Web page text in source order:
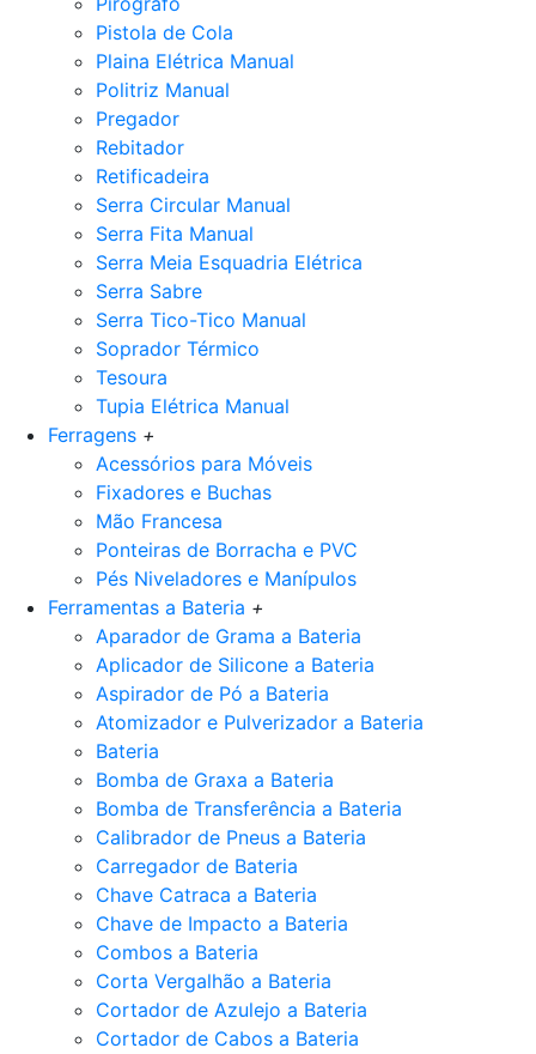
Pistola de Cola
Plaina Elétrica Manual
Politriz Manual
Pregador
Rebitador
Retificadeira
Serra Circular Manual
Serra Fita Manual
Serra Meia Esquadria Elétrica
Serra Sabre
Serra Tico-Tico Manual
Soprador Térmico
Tesoura
Tupia Elétrica Manual
Ferragens +
Acessórios para Móveis
Fixadores e Buchas
Mão Francesa
Ponteiras de Borracha e PVC
Pés Niveladores e Manípulos
Ferramentas a Bateria +
Aparador de Grama a Bateria
Aplicador de Silicone a Bateria
Aspirador de Pó a Bateria
Atomizador e Pulverizador a Bateria
Bateria
Bomba de Graxa a Bateria
Bomba de Transferência a Bateria
Calibrador de Pneus a Bateria
Carregador de Bateria
Chave Catraca a Bateria
Chave de Impacto a Bateria
Combos a Bateria
Corta Vergalhão a Bateria
Cortador de Azulejo a Bateria
Cortador de Cabos a Bateria